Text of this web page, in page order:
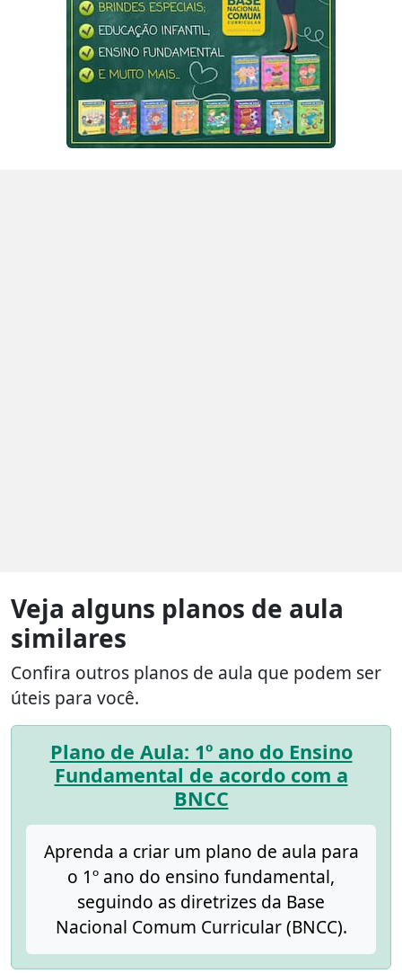
Veja alguns planos de aula
similares
Confira outros planos de aula que podem ser
úteis para você.
Plano de Aula: 1º ano do Ensino
Fundamental de acordo com a
BNCC
Aprenda a criar um plano de aula para
o 1º ano do ensino fundamental,
seguindo as diretrizes da Base
Nacional Comum Curricular (BNCC).